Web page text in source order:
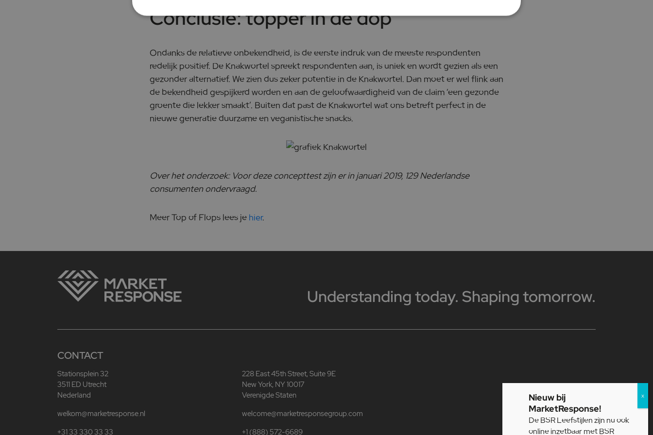
Conclusie: topper in de dop
Ondanks de relatieve onbekendheid, is de eerste indruk van de meeste respondenten
redelijk positief. De Knakwortel spreekt respondenten aan, is uniek en wordt gezien als een
gezonder alternatief. We zien dus zeker potentie in de Knakwortel. Dan moet er wel flink aan
de bekendheid gespijkerd worden en aan de geloofwaardigheid van de claim ‘een gezonde
groente die lekker smaakt’. Buiten dat past de Knakwortel wat ons betreft perfect in de
nieuwe generatie duurzame en veganistische snacks.
Over het onderzoek: Voor deze concepttest zijn er in januari 2019, 129 Nederlandse
consumenten ondervraagd.
Meer Top of Flops lees je hier.
Understanding today. Shaping tomorrow.
CONTACT
Stationsplein 32
3511 ED Utrecht
Nederland
welkom@marketresponse.nl
+31 33 330 33 33
228 East 45th Street, Suite 9E
New York, NY 10017
Verenigde Staten
welcome@marketresponsegroup.com
+1 (888) 572-6689
Nieuw bij
MarketResponse!
De BSR Leefstijlen zijn nu ook
online inzetbaar met BSR